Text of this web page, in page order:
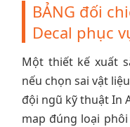
BẢNG đối
Decal phục
Một thiết kế xuất
nếu chọn sai vật
đội ngũ kỹ thuật In
map đúng loại